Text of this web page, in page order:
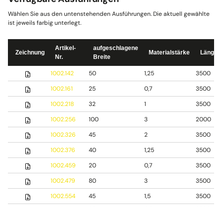
Wählen Sie aus den untenstehenden Ausführungen. Die aktuell gewählte
ist jeweils farbig unterlegt.
Zeichnung
Artikel-
Nr.
aufgeschlagene
Breite
Materialstärke Länge
1002.142 50 1,25
3500
1002.161
25 0,7
3500
1002.218
32 1
3500
1002.256
100 3
2000
1002.326
45 2
3500
1002.376
40 1,25
3500
1002.459
20 0,7
3500
1002.479
80 3
3500
1002.554
45 1,5
3500